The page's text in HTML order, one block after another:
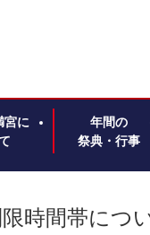
宮に
年間の
祭典・行事
時間帯につ